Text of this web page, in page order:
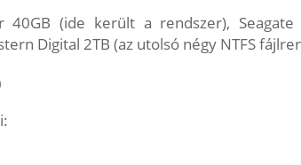
40GB (ide került a rendszer),
Digital 2TB (az utolsó négy NTFS